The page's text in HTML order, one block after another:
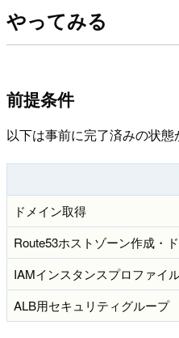
やってみる
前提条件
以下は事前に完了済みの状態
ドメイン取得
Route53ホストゾーン作成・
IAMインスタンスプロファイ
ALB用セキュリティグループ